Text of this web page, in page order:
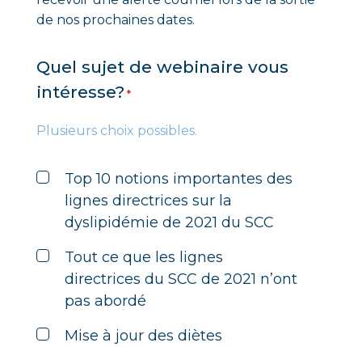
de nos prochaines dates.
Quel sujet de webinaire vous
intéresse? *
Plusieurs choix possibles.
Top 10 notions importantes des
lignes directrices sur la
dyslipidémie de 2021 du SCC
Tout ce que les lignes
directrices du SCC de 2021 n’ont
pas abordé
Mise à jour des diètes